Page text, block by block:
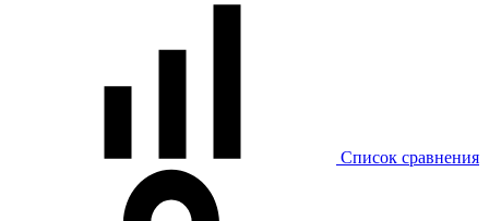
Список сравнения